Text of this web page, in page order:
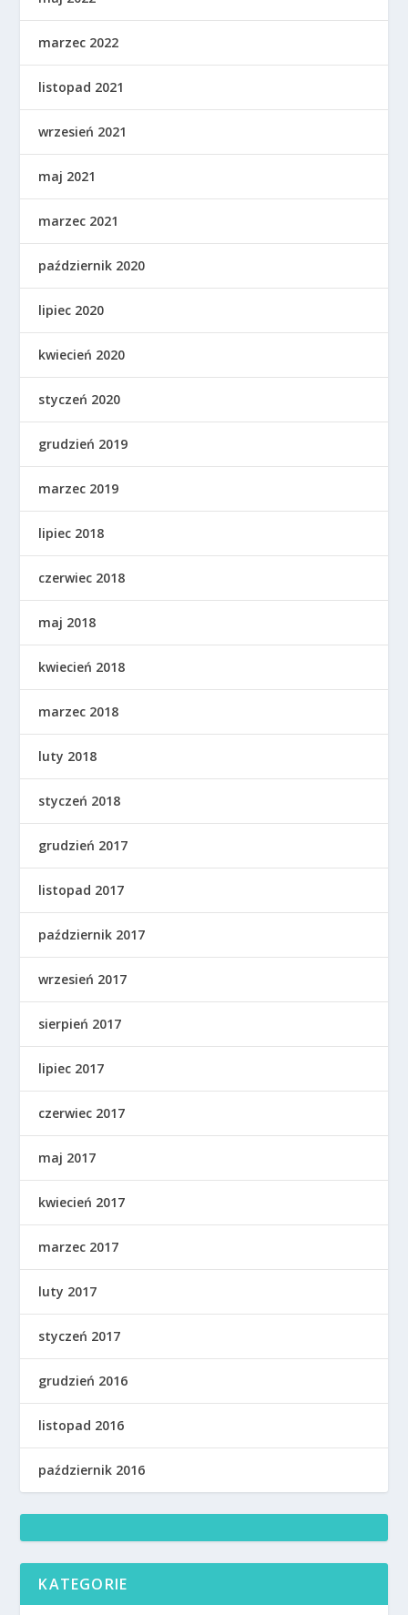
marzec 2022
listopad 2021
wrzesień 2021
maj 2021
marzec 2021
październik 2020
lipiec 2020
kwiecień 2020
styczeń 2020
grudzień 2019
marzec 2019
lipiec 2018
czerwiec 2018
maj 2018
kwiecień 2018
marzec 2018
luty 2018
styczeń 2018
grudzień 2017
listopad 2017
październik 2017
wrzesień 2017
sierpień 2017
lipiec 2017
czerwiec 2017
maj 2017
kwiecień 2017
marzec 2017
luty 2017
styczeń 2017
grudzień 2016
listopad 2016
październik 2016
KATEGORIE